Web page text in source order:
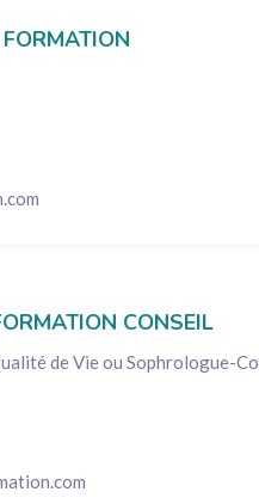
CONSEIL
de Vie ou Sophrologue-